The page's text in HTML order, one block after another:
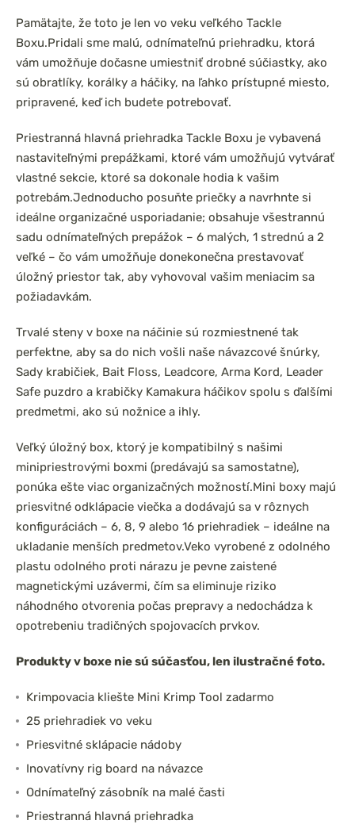
Pamätajte, že toto je len vo veku veľkého Tackle
Boxu.Pridali sme malú, odnímateľnú priehradku, ktorá
vám umožňuje dočasne umiestniť drobné súčiastky, ako
sú obratlíky, korálky a háčiky, na ľahko prístupné miesto,
pripravené, keď ich budete potrebovať.
Priestranná hlavná priehradka Tackle Boxu je vybavená
nastaviteľnými prepážkami, ktoré vám umožňujú vytvárať
vlastné sekcie, ktoré sa dokonale hodia k vašim
potrebám.Jednoducho posuňte priečky a navrhnte si
ideálne organizačné usporiadanie; obsahuje všestrannú
sadu odnímateľných prepážok – 6 malých, 1 strednú a 2
veľké – čo vám umožňuje donekonečna prestavovať
úložný priestor tak, aby vyhovoval vašim meniacim sa
požiadavkám.
Trvalé steny v boxe na náčinie sú rozmiestnené tak
perfektne, aby sa do nich vošli naše návazcové šnúrky,
Sady krabičiek, Bait Floss, Leadcore, Arma Kord, Leader
Safe puzdro a krabičky Kamakura háčikov spolu s ďalšími
predmetmi, ako sú nožnice a ihly.
Veľký úložný box, ktorý je kompatibilný s našimi
minipriestrovými boxmi (predávajú sa samostatne),
ponúka ešte viac organizačných možností.Mini boxy majú
priesvitné odklápacie viečka a dodávajú sa v rôznych
konfiguráciách – 6, 8, 9 alebo 16 priehradiek – ideálne na
ukladanie menších predmetov.Veko vyrobené z odolného
plastu odolného proti nárazu je pevne zaistené
magnetickými uzávermi, čím sa eliminuje riziko
náhodného otvorenia počas prepravy a nedochádza k
opotrebeniu tradičných spojovacích prvkov.
Produkty v boxe nie sú súčasťou, len ilustračné foto.
Krimpovacia kliešte Mini Krimp Tool zadarmo
25 priehradiek vo veku
Priesvitné sklápacie nádoby
Inovatívny rig board na návazce
Odnímateľný zásobník na malé časti
Priestranná hlavná priehradka